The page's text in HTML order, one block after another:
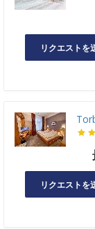
リクエストを
リクエストを